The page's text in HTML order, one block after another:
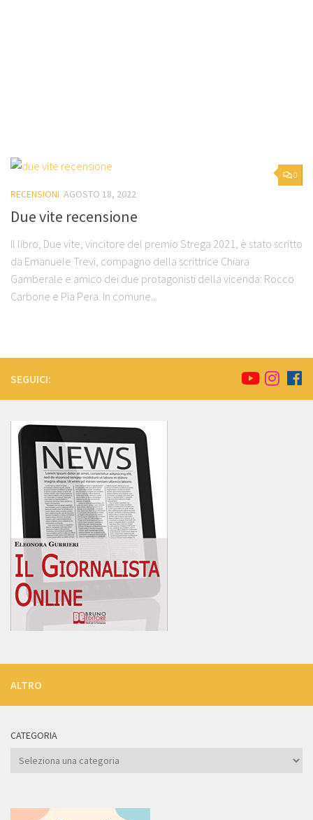
0
RECENSIONI AGOSTO 18, 2022
Due vite recensione
Il libro, Due vite, vincitore del premio Strega 2021, è stato scritto
da Emanuele Trevi, compagno della scrittrice Chiara
Gamberale e amico dei due protagonisti della vicenda: Rocco
Carbone e Pia Pera. In comune...
SEGUICI:
ALTRO
CATEGORIA
Categoria